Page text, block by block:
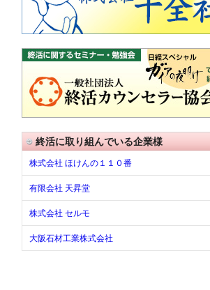
終活に取り組んでいる企業様
株式会社 ほけんの１１０番
有限会社 天昇堂
株式会社 セルモ
大阪石材工業株式会社